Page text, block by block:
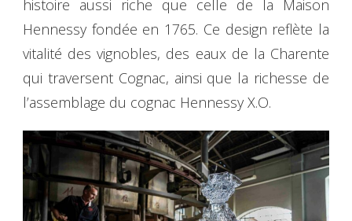
histoire aussi riche que celle de la Maison
Hennessy fondée en 1765. Ce design reflète la
vitalité des vignobles, des eaux de la Charente
qui traversent Cognac, ainsi que la richesse de
l’assemblage du cognac Hennessy X.O.